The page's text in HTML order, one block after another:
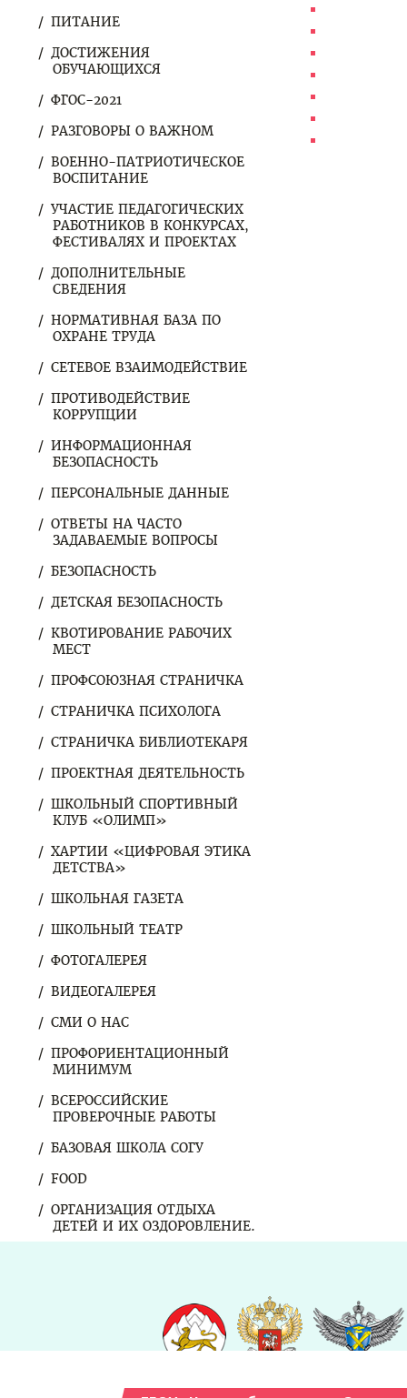
ПИТАНИЕ
ДОСТИЖЕНИЯ
ОБУЧАЮЩИХСЯ
ФГОС-2021
РАЗГОВОРЫ О ВАЖНОМ
ВОЕННО-ПАТРИОТИЧЕСКОЕ
ВОСПИТАНИЕ
УЧАСТИЕ ПЕДАГОГИЧЕСКИХ
РАБОТНИКОВ В КОНКУРСАХ,
ФЕСТИВАЛЯХ И ПРОЕКТАХ
ДОПОЛНИТЕЛЬНЫЕ
СВЕДЕНИЯ
НОРМАТИВНАЯ БАЗА ПО
ОХРАНЕ ТРУДА
СЕТЕВОЕ ВЗАИМОДЕЙСТВИЕ
ПРОТИВОДЕЙСТВИЕ
КОРРУПЦИИ
ИНФОРМАЦИОННАЯ
БЕЗОПАСНОСТЬ
ПЕРСОНАЛЬНЫЕ ДАННЫЕ
ОТВЕТЫ НА ЧАСТО
ЗАДАВАЕМЫЕ ВОПРОСЫ
БЕЗОПАСНОСТЬ
ДЕТСКАЯ БЕЗОПАСНОСТЬ
КВОТИРОВАНИЕ РАБОЧИХ
МЕСТ
ПРОФСОЮЗНАЯ СТРАНИЧКА
СТРАНИЧКА ПСИХОЛОГА
СТРАНИЧКА БИБЛИОТЕКАРЯ
ПРОЕКТНАЯ ДЕЯТЕЛЬНОСТЬ
ШКОЛЬНЫЙ СПОРТИВНЫЙ
КЛУБ «ОЛИМП»
ХАРТИИ «ЦИФРОВАЯ ЭТИКА
ДЕТСТВА»
ШКОЛЬНАЯ ГАЗЕТА
ШКОЛЬНЫЙ ТЕАТР
ФОТОГАЛЕРЕЯ
ВИДЕОГАЛЕРЕЯ
СМИ О НАС
ПРОФОРИЕНТАЦИОННЫЙ
МИНИМУМ
ВСЕРОССИЙСКИЕ
ПРОВЕРОЧНЫЕ РАБОТЫ
БАЗОВАЯ ШКОЛА СОГУ
FOOD
ОРГАНИЗАЦИЯ ОТДЫХА
ДЕТЕЙ И ИХ ОЗДОРОВЛЕНИЕ.